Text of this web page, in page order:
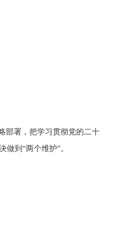
部署，把学习贯彻党的二十
到“两个维护”。